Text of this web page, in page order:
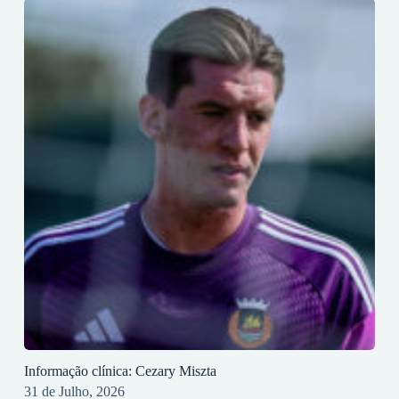
Informação clínica: Cezary Miszta
31 de Julho, 2026